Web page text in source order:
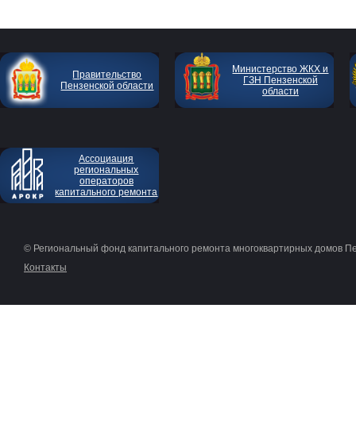
Правительство
Пензенской области
Министерство ЖКХ и
ГЗН Пензенской
области
Ассоциация
региональных
операторов
капитального ремонта
© Региональный фонд капитального ремонта многоквартирных домов
Контакты